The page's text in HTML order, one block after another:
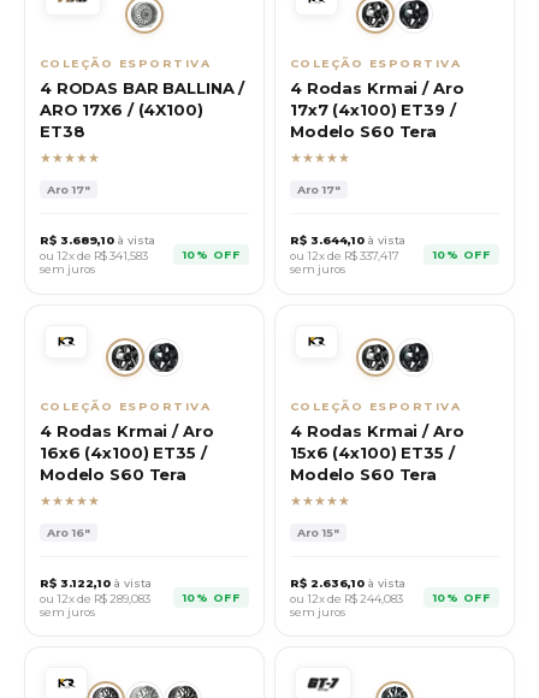
COLEÇÃO ESPORTIVA
4 RODAS BAR BALLINA /
ARO 17X6 / (4X100)
ET38
★★★★★
Aro17"
R$ 3.689,10 à vista
ou 12x de R$341,583
sem juros
10% OFF
COLEÇÃO ESPORTIVA
4 Rodas Krmai / Aro
17x7 (4x100) ET39 /
Modelo S60 Tera
★★★★★
Aro17"
R$ 3.644,10 à vista
ou 12x de R$337,417
sem juros
10% OFF
COLEÇÃO ESPORTIVA
4 Rodas Krmai / Aro
16x6 (4x100) ET35 /
Modelo S60 Tera
★★★★★
Aro16"
R$ 3.122,10 à vista
ou 12x de R$ 289,083
sem juros
10% OFF
COLEÇÃO ESPORTIVA
4 Rodas Krmai / Aro
15x6 (4x100) ET35 /
Modelo S60 Tera
★★★★★
Aro15"
R$ 2.636,10 à vista
ou 12x de R$ 244,083
sem juros
10% OFF